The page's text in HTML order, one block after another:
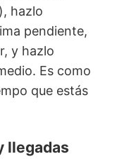
hazlo
pendiente,
y hazlo
Es como
que estás
llegadas